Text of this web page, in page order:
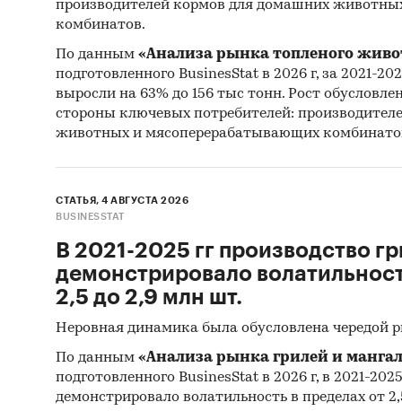
гг.на
Россия
производителей кормов для домашних
комбинатов.
По данным «Анализа рынка топленого
подготовленного BusinesStat в 2026 г, за 2021-
выросли на 63% до 156 тыс тонн. Рост
стороны ключевых потребителей:
животных и мясоперерабатывающих
СТАТЬЯ, 4 АВГУСТА 2026
BUSINESSTAT
В 2021-2025 гг производство
демонстрировало
2,5 до 2,9 млн шт.
Неровная динамика была обусловлена чередой
По данным «Анализа рынка грилей и
подготовленного BusinesStat в 2026 г, в 2021-
демонстрировало волатильность в пределах от